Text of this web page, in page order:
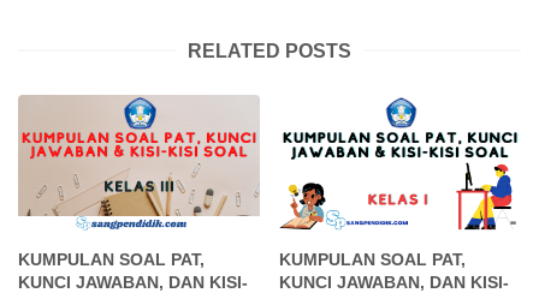
RELATED POSTS
KUMPULAN SOAL PAT,
KUNCI JAWABAN, DAN KISI-
KUMPULAN SOAL PAT,
KUNCI JAWABAN, DAN KISI-